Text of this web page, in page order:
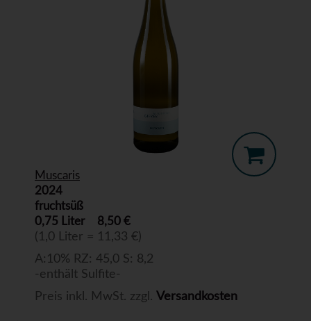
Muscaris
2024
fruchtsüß
0,75 Liter
8,50 €
(1,0 Liter = 11,33 €)
A:10% RZ: 45,0 S: 8,2
-enthält Sulfite-
Preis inkl. MwSt. zzgl. Versandkosten